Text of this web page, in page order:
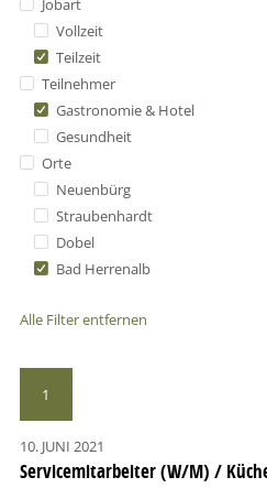
Jobart
Vollzeit
Teilzeit
Teilnehmer
Gastronomie & Hotel
Gesundheit
Orte
Neuenbürg
Straubenhardt
Dobel
Bad Herrenalb
Alle Filter entfernen
1
10. JUNI 2021
Servicemitarbeiter (W/M) /